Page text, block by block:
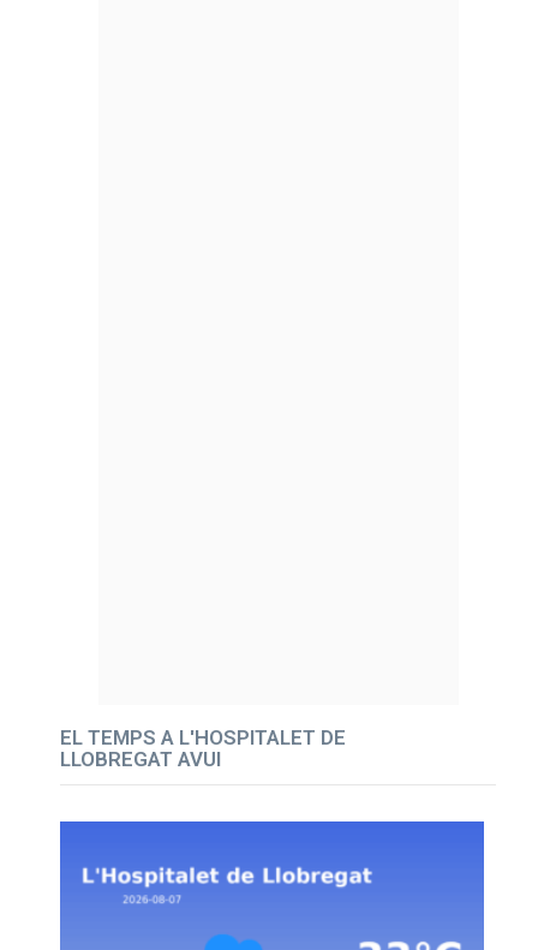
EL TEMPS A L'HOSPITALET DE
LLOBREGAT AVUI